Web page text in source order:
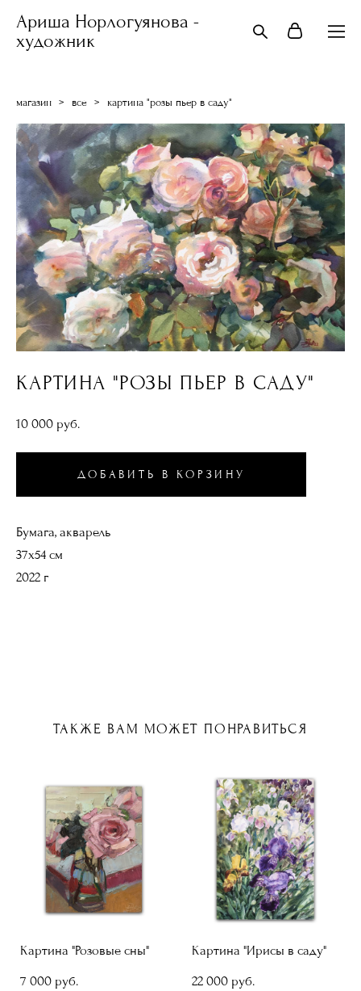
Ариша Норлогуянова -
художник
магазин > все > картина "розы пьер в саду"
КАРТИНА "РОЗЫ ПЬЕР В САДУ"
10 000 pуб.
ДОБАВИТЬ В КОРЗИНУ
Бумага, акварель
37х54 см
2022 г
ТАКЖЕ ВАМ МОЖЕТ ПОНРАВИТЬСЯ
Картина "Розовые сны"
7 000 pуб.
Картина "Ирисы в саду"
22 000 pуб.